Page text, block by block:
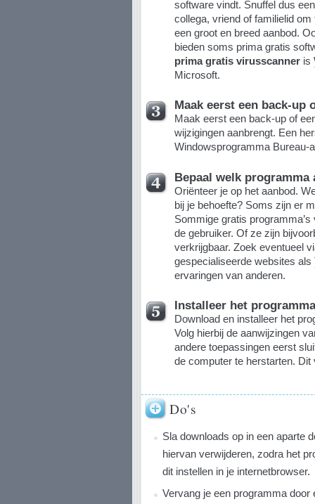
software vindt. Snuffel dus
collega, vriend of familielid
een groot en breed aanbod.
bieden soms prima gratis
prima gratis virusscanneris
Microsoft.
Maak eerst een back-up
Maak eerst een back-up of
wijzigingen aanbrengt. Een
Windowsprogramma Bureau-
Bepaal welk
Oriënteer je op het aanbod.
bij je behoefte? Soms zijn er
Sommige gratis
de gebruiker. Of ze zijn
verkrijgbaar. Zoek eventueel
gespecialiseerde websites als
ervaringen van anderen.
Installeer het programma
Download en installeer het
Volg hierbij de aanwijzingen
andere toepassingen eerst
de computer te herstarten.
Do's
Sla downloads op in een aparte
hiervan verwijderen, zodra het
dit instellen in je internetbrowser.
Vervang je een programma door